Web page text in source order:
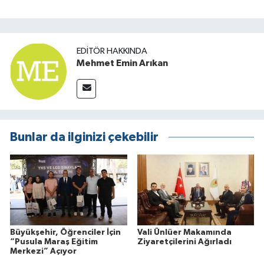
EDITÖR HAKKINDA
Mehmet Emin Arıkan
Bunlar da ilginizi çekebilir
Büyükşehir, Öğrenciler İçin
“Pusula Maraş Eğitim
Merkezi” Açıyor
Vali Ünlüer Makamında
Ziyaretçilerini Ağırladı